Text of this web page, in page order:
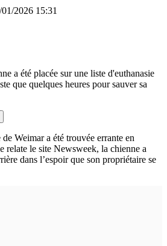
2026 15:31
a été placée sur une liste d'euthanasie
que quelques heures pour sauver sa
Weimar a été trouvée errante en
relate le site Newsweek, la chienne a
dans l’espoir que son propriétaire se